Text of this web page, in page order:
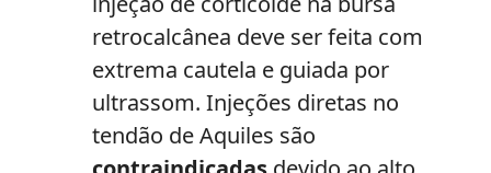
retrocalcânea deve ser feita com
extrema cautela e guiada por
ultrassom. Injeções diretas no
tendão de Aquiles são